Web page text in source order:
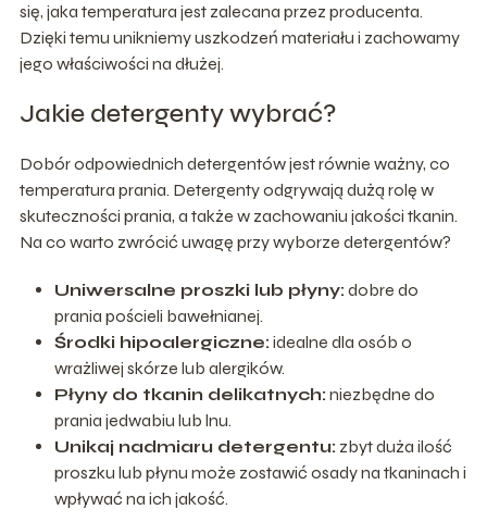
się, jaka temperatura jest zalecana przez producenta.
Dzięki temu unikniemy uszkodzeń materiału i zachowamy
jego właściwości na dłużej.
Jakie detergenty wybrać?
Dobór odpowiednich detergentów jest równie ważny, co
temperatura prania. Detergenty odgrywają dużą rolę w
skuteczności prania, a także w zachowaniu jakości tkanin.
Na co warto zwrócić uwagę przy wyborze detergentów?
Uniwersalne proszki lub płyny: dobre do
prania pościeli bawełnianej.
Środki hipoalergiczne: idealne dla osób o
wrażliwej skórze lub alergików.
Płyny do tkanin delikatnych: niezbędne do
prania jedwabiu lub lnu.
Unikaj nadmiaru detergentu: zbyt duża ilość
proszku lub płynu może zostawić osady na tkaninach i
wpływać na ich jakość.